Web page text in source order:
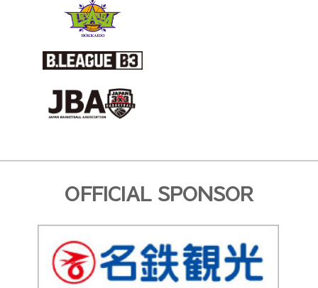
OFFICIAL SPONSOR